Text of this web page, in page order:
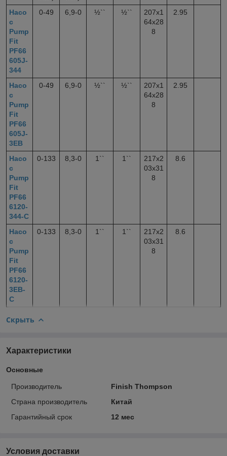
Насо
с
Pump
Fit
PF66
605J-
344
0-49 6,9-0 ½`` ½``
207x1
64x28
8
2.95
Насо
с
Pump
Fit
PF66
605J-
3EB
0-49 6,9-0 ½`` ½``
207x1
64x28
8
2.95
Насо
с
Pump
Fit
PF66
6120-
344-C
0-133 8,3-0 1`` 1``
217х2
03х31
8
8.6
Насо
с
Pump
Fit
PF66
6120-
3EB-
C
0-133 8,3-0 1`` 1``
217х2
03х31
8
8.6
Скрыть
Характеристики
Основные
Производитель
Finish Thompson
Страна производитель
Китай
Гарантийный срок
12 мес
Условия доставки